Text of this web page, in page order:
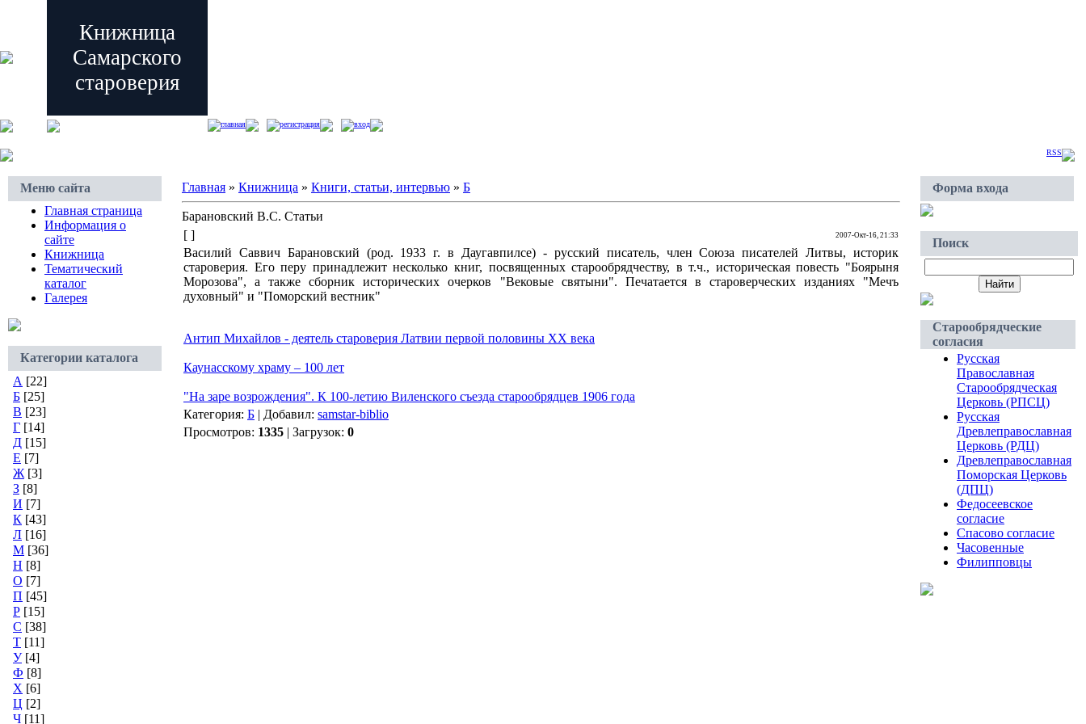
Книжница
Самарского
староверия
главная регистрация вход
RSS
Меню сайта
Главная страница
Информация о
сайте
Книжница
Тематический
каталог
Галерея
Категории каталога
А [22]
Б [25]
В [23]
Г [14]
Д [15]
Е [7]
Ж [3]
З [8]
И [7]
К [43]
Л [16]
М [36]
Н [8]
О [7]
П [45]
Р [15]
С [38]
Т [11]
У [4]
Ф [8]
Х [6]
Ц [2]
Ч [11]
Главная » Книжница » Книги, статьи, интервью » Б
Барановский В.С. Статьи
[ ]
2007-Окт-16, 21:33
Василий Саввич Барановский (род. 1933 г. в Даугавпилсе) - русский писатель, член Союза писателей Литвы, историк
староверия. Его перу принадлежит несколько книг, посвященных старообрядчеству, в т.ч., историческая повесть "Боярыня
Морозова", а также сборник исторических очерков "Вековые святыни". Печатается в староверческих изданиях "Мечъ
духовный" и "Поморский вестник"
Антип Михайлов - деятель староверия Латвии первой половины XX века
Каунасскому храму – 100 лет
"На заре возрождения". К 100-летию Виленского съезда старообрядцев 1906 года
Категория: Б | Добавил: samstar-biblio
Просмотров: 1335 | Загрузок: 0
Форма входа
Поиск
Старообрядческие
согласия
Русская
Православная
Старообрядческая
Церковь (РПСЦ)
Русская
Древлеправославная
Церковь (РДЦ)
Древлеправославная
Поморская Церковь
(ДПЦ)
Федосеевское
согласие
Спасово согласие
Часовенные
Филипповцы